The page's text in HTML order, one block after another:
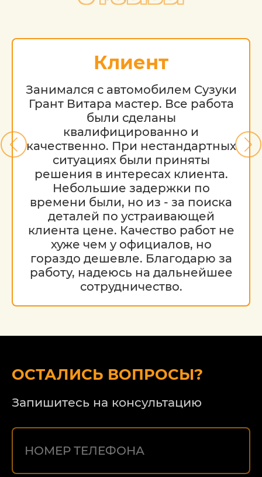
Клиент
Занимался с автомобилем Сузуки
Грант Витара мастер. Все работа
были сделаны
квалифицированно и
качественно. При нестандартных
ситуациях были приняты
решения в интересах клиента.
Небольшие задержки по
времени были, но из - за поиска
деталей по устраивающей
клиента цене. Качество работ не
хуже чем у официалов, но
гораздо дешевле. Благодарю за
работу, надеюсь на дальнейшее
сотрудничество.
ОСТАЛИСЬ ВОПРОСЫ?
Запишитесь на консультацию